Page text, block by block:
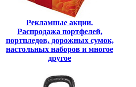
Рекламные акции.
Распродажа портфелей,
портпледов, дорожных сумок,
настольных наборов и многое
другое